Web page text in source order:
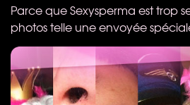
Parce que Sexysperma est trop
photos telle une envoyée